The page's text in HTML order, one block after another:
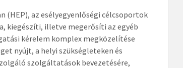
(HEP), az esélyegyenlőségi célcsoportok
kiegészíti, illetve megerősíti az egyéb
kérelem komplex megközelítése
nyújt, a helyi szükségleteken és
szolgáltatások bevezetésére,